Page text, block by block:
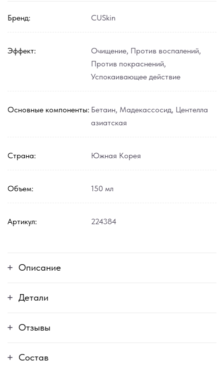
Бренд: CUSkin
Эффект: Очищение, Против воспалений,
Против покраснений,
Успокаивающее действие
Основные компоненты: Бетаин, Мадекассосид, Центелла
азиатская
Страна: Южная Корея
Объем: 150 мл
Артикул: 224384
Описание
Детали
Отзывы
Состав